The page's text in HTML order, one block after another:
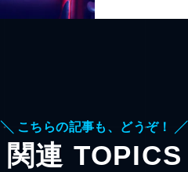
╲ こちらの記事も、どうぞ！ ╱
関連 TOPICS